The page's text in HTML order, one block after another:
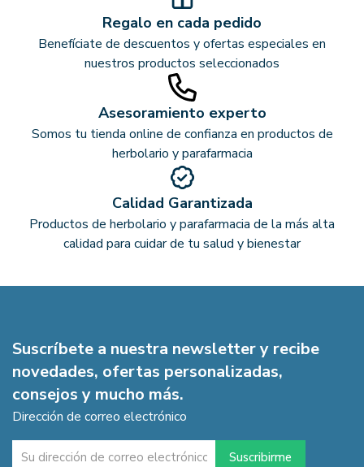
Regalo en cada pedido
Benefíciate de descuentos y ofertas especiales en
nuestros productos seleccionados
Asesoramiento experto
Somos tu tienda online de confianza en productos de
herbolario y parafarmacia
Calidad Garantizada
Productos de herbolario y parafarmacia de la más alta
calidad para cuidar de tu salud y bienestar
Suscríbete a nuestra newsletter y recibe
novedades, ofertas personalizadas,
consejos y mucho más.
Dirección de correo electrónico